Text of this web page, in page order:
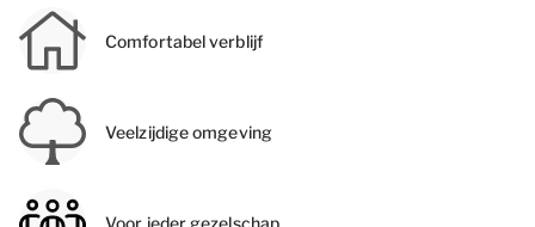
Comfortabel verblijf
Veelzijdige omgeving
Voor ieder gezelschap